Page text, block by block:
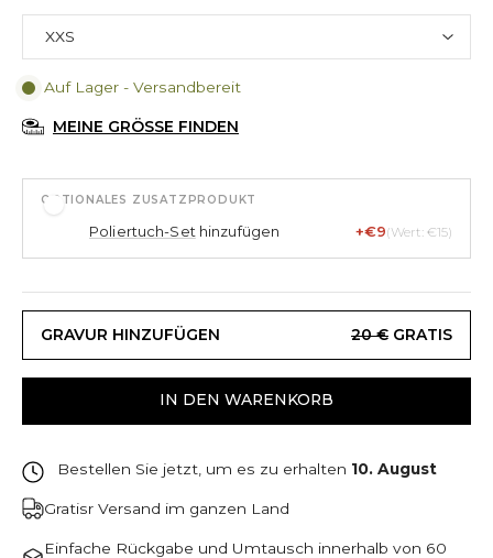
Auf Lager - Versandbereit
MEINE GRÖSSE FINDEN
OPTIONALES ZUSATZPRODUKT
Poliertuch-Set hinzufügen +€9(Wert: €15)
GRAVUR HINZUFÜGEN 20 € GRATIS
IN DEN WARENKORB
Bestellen Sie jetzt, um es zu erhalten 10. August
Gratisr Versand im ganzen Land
Einfache Rückgabe und Umtausch innerhalb von 60